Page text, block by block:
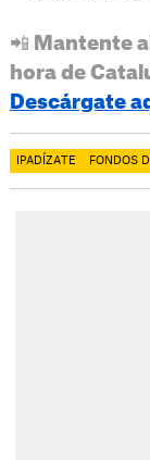
📲 Mantente
hora de
Descárgate
IPADÍZATE FONDOS